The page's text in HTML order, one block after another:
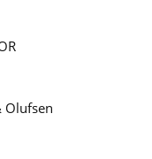
Olufsen